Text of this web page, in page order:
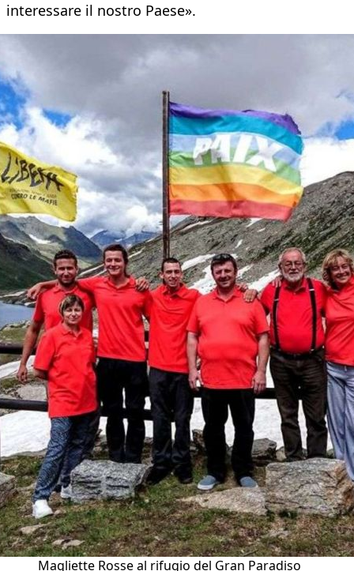
interessare il nostro Paese».
Magliette Rosse al rifugio del Gran Paradiso